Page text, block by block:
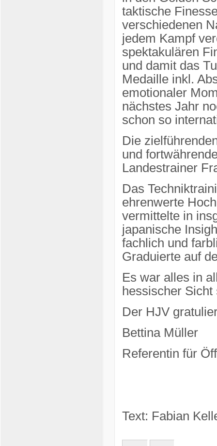
taktische
verschiedenen
jedem Kampf
spektakulären
und damit das
Medaille inkl.
emotionaler
nächstes Jahr
schon so
Die
und
Landestrainer
Das
ehrenwerte
vermittelte in
japanische
fachlich und
Graduierte auf
Es war alles in
hessischer
Der HJV
Bettina Müller
Referentin für
Text: Fabian